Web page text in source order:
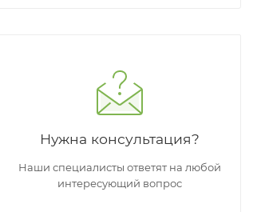
Нужна консультация?
Наши специалисты ответят на любой
интересующий вопрос